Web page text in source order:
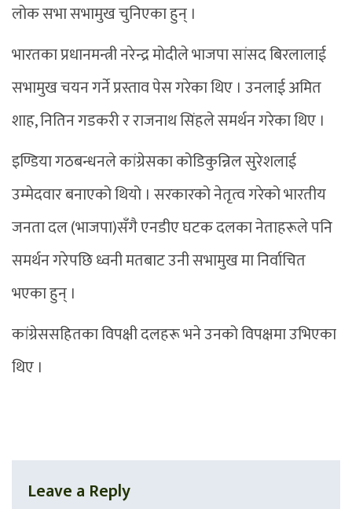
लोक सभा सभामुख चुनिएका हुन् ।
भारतका प्रधानमन्त्री नरेन्द्र मोदीले भाजपा सांसद बिरलालाई
सभामुख चयन गर्ने प्रस्ताव पेस गरेका थिए । उनलाई अमित
शाह, नितिन गडकरी र राजनाथ सिंहले समर्थन गरेका थिए ।
इण्डिया गठबन्धनले कांग्रेसका कोडिकुन्निल सुरेशलाई
उम्मेदवार बनाएको थियो । सरकारको नेतृत्व गरेको भारतीय
जनता दल (भाजपा)सँगै एनडीए घटक दलका नेताहरूले पनि
समर्थन गरेपछि ध्वनी मतबाट उनी सभामुख मा निर्वाचित
भएका हुन् ।
कांग्रेससहितका विपक्षी दलहरू भने उनको विपक्षमा उभिएका
थिए ।
Leave a Reply